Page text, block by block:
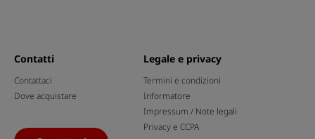
Contatti
Contattaci
Dove acquistare
Legale e privacy
Termini e condizioni
Informatore
Impressum / Note legali
Privacy e CCPA